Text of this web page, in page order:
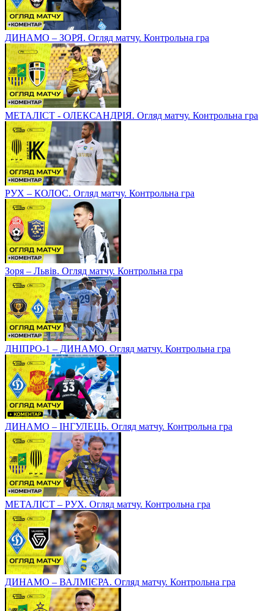
ДИНАМО – ЗОРЯ. Огляд матчу. Контрольна гра
МЕТАЛІСТ - ОЛЕКСАНДРІЯ. Огляд матчу. Контрольна гра
РУХ – КОЛОС. Огляд матчу. Контрольна гра
Зоря – Львів. Огляд матчу. Контрольна гра
ДНІПРО-1 – ДИНАМО. Огляд матчу. Контрольна гра
ДИНАМО – ІНГУЛЕЦЬ. Огляд матчу. Контрольна гра
МЕТАЛІСТ – РУХ. Огляд матчу. Контрольна гра
ДИНАМО – ВАЛМІЄРА. Огляд матчу. Контрольна гра